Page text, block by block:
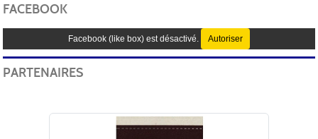
FACEBOOK
Facebook (like box) est désactivé. Autoriser
PARTENAIRES